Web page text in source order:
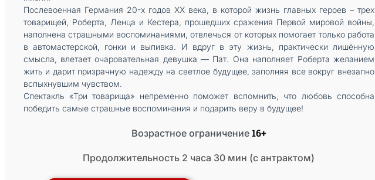
Послевоенная Германия 20-х годов XX века, в которой жизнь главных героев – трех
товарищей, Роберта, Ленца и Кестера, прошедших сражения Первой мировой войны,
наполнена страшными воспоминаниями, отвлечься от которых помогает только работа
в автомастерской, гонки и выпивка. И вдруг в эту жизнь, практически лишённую
смысла, влетает очаровательная девушка — Пат. Она наполняет Роберта желанием
жить и дарит призрачную надежду на светлое будущее, заполняя все вокруг внезапно
вспыхнувшим чувством.
Спектакль «Три товарища» непременно поможет вспомнить, что любовь способна
победить самые страшные воспоминания и подарить веру в будущее!
Возрастное ограничение 16+
Продолжительность 2 часа 30 мин (с антрактом)